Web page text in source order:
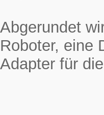
Abgerundet
Roboter, eine
Adapter für